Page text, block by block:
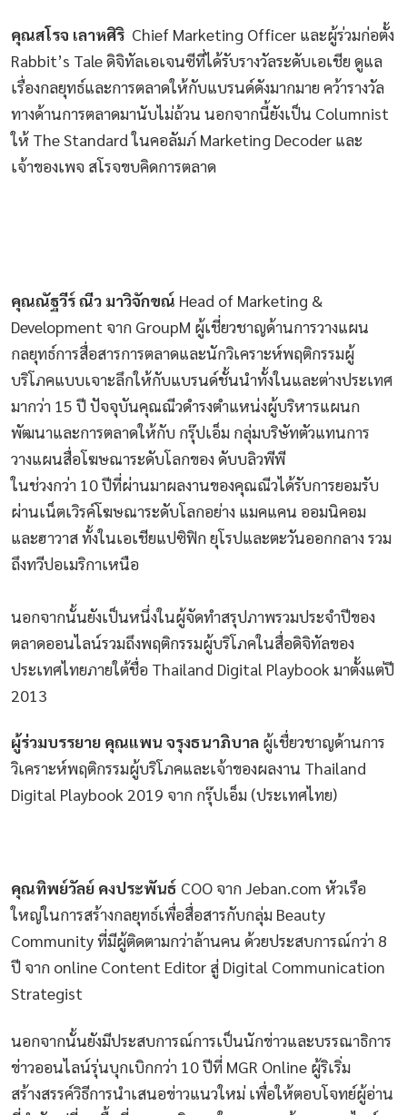
คุณสโรจ เลาหศิริ Chief Marketing Officer และผู้ร่วมก่อตั้ง
Rabbit’s Tale ดิจิทัลเอเจนซีที่ได้รับรางวัลระดับเอเชีย ดูแล
เรื่องกลยุทธ์และการตลาดให้กับแบรนด์ดังมากมาย คว้ารางวัล
ทางด้านการตลาดมานับไม่ถ้วน นอกจากนี้ยังเป็น Columnist
ให้ The Standard ในคอลัมภ์ Marketing Decoder และ
เจ้าของเพจ สโรจขบคิดการตลาด
คุณณัฐวีร์ ณีว มาวิจักขณ์ Head of Marketing &
Development จาก GroupM ผู้เชี่ยวชาญด้านการวางแผน
กลยุทธ์การสื่อสารการตลาดและนักวิเคราะห์พฤติกรรมผู้
บริโภคแบบเจาะลึกให้กับแบรนด์ชั้นนำทั้งในและต่างประเทศ
มากว่า 15 ปี ปัจจุบันคุณณีวดำรงตำแหน่งผู้บริหารแผนก
พัฒนาและการตลาดให้กับ กรุ๊ปเอ็ม กลุ่มบริษัทตัวแทนการ
วางแผนสื่อโฆษณาระดับโลกของ ดับบลิวพีพี
ในช่วงกว่า 10 ปีที่ผ่านมาผลงานของคุณณีวได้รับการยอมรับ
ผ่านเน็ตเวิรค์โฆษณาระดับโลกอย่าง แมคแคน ออมนิคอม
และฮาวาส ทั้งในเอเชียแปซิฟิก ยุโรปและตะวันออกกลาง รวม
ถึงทวีปอเมริกาเหนือ
นอกจากนั้นยังเป็นหนึ่งในผู้จัดทำสรุปภาพรวมประจำปีของ
ตลาดออนไลน์รวมถึงพฤติกรรมผู้บริโภคในสื่อดิจิทัลของ
ประเทศไทยภายใต้ชื่อ Thailand Digital Playbook มาตั้งแต่ปี
2013
ผู้ร่วมบรรยาย คุณแพน จรุงธนาภิบาล ผู้เชื่ยวชาญด้านการ
วิเคราะห์พฤติกรรมผู้บริโภคและเจ้าของผลงาน Thailand
Digital Playbook 2019 จาก กรุ๊ปเอ็ม (ประเทศไทย)
คุณทิพย์วัลย์ คงประพันธ์ COO จาก Jeban.com หัวเรือ
ใหญ่ในการสร้างกลยุทธ์เพื่อสื่อสารกับกลุ่ม Beauty
Community ที่มีผู้ติดตามกว่าล้านคน ด้วยประสบการณ์กว่า 8
ปี จาก online Content Editor สู่ Digital Communication
Strategist
นอกจากนั้นยังมีประสบการณ์การเป็นนักข่าวและบรรณาธิการ
ข่าวออนไลน์รุ่นบุกเบิกกว่า 10 ปีที่ MGR Online ผู้ริเริ่ม
สร้างสรรค์วิธีการนำเสนอข่าวแนวใหม่ เพื่อให้ตอบโจทย์ผู้อ่าน